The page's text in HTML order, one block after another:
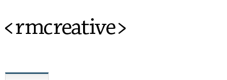
<rmcreative>